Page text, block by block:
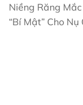
Niềng Răng
“Bí Mật” Cho Nụ